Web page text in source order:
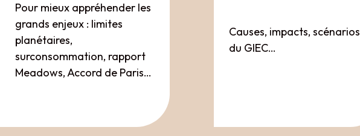
Pour mieux appréhender les
grands enjeux : limites
planétaires,
surconsommation, rapport
Meadows, Accord de Paris…
Causes, impacts, scénarios
du GIEC…